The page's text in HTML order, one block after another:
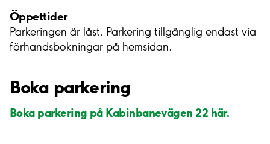
Öppettider
Parkeringen är låst. Parkering tillgänglig endast via
förhandsbokningar på hemsidan.
Boka parkering
Boka parkering på Kabinbanevägen 22 här.